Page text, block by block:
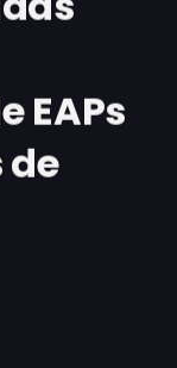
EAPs
de